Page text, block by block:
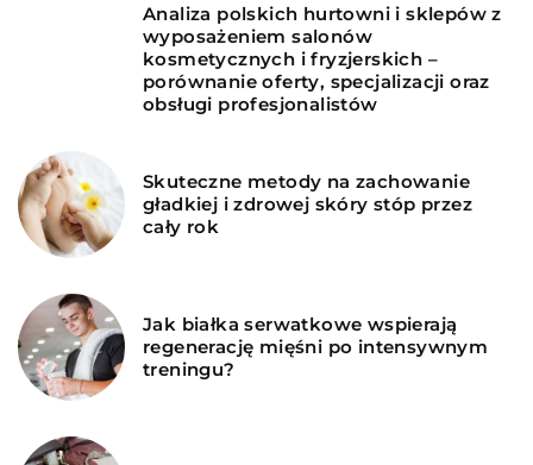
Analiza polskich hurtowni i sklepów z
wyposażeniem salonów
kosmetycznych i fryzjerskich –
porównanie oferty, specjalizacji oraz
obsługi profesjonalistów
Skuteczne metody na zachowanie
gładkiej i zdrowej skóry stóp przez
cały rok
Jak białka serwatkowe wspierają
regenerację mięśni po intensywnym
treningu?